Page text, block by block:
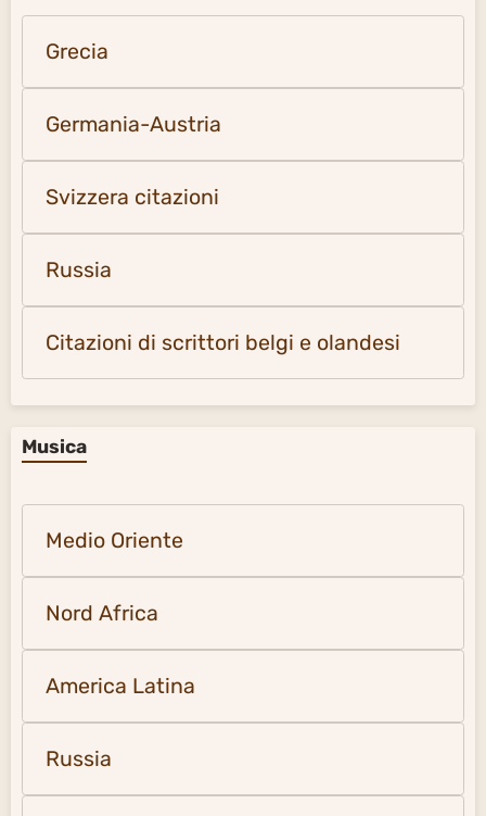
Grecia
Germania-Austria
Svizzera citazioni
Russia
Citazioni di scrittori belgi e olandesi
Musica
Medio Oriente
Nord Africa
America Latina
Russia